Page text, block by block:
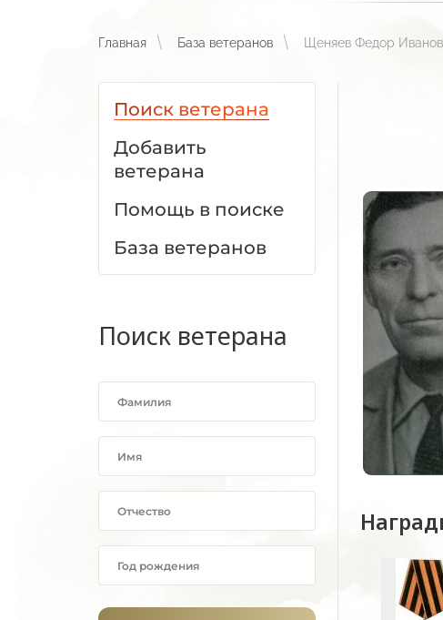
Главная База ветеранов Щеняев Федор
Поиск ветерана
Добавить
ветерана
Помощь в поиске
База ветеранов
Поиск ветерана